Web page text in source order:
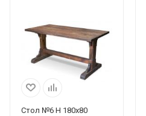
Стол №6 Н 180х80